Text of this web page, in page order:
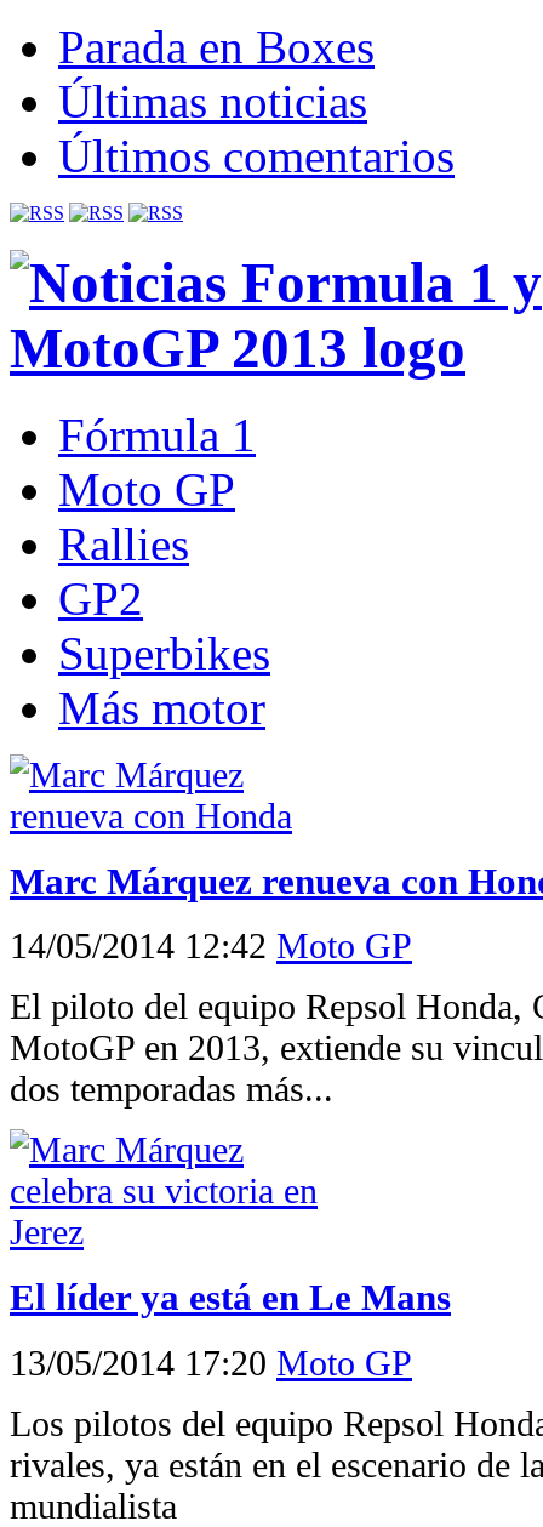
Parada en Boxes
Últimas noticias
Últimos comentarios
Fórmula 1
Moto GP
Rallies
GP2
Superbikes
Más motor
Marc Márquez renueva con
14/05/2014 12:42 Moto GP
El piloto del equipo Repsol Honda,
MotoGP en 2013, extiende su
dos temporadas más...
El líder ya está en Le Mans
13/05/2014 17:20 Moto GP
Los pilotos del equipo Repsol
rivales, ya están en el escenario de
mundialista